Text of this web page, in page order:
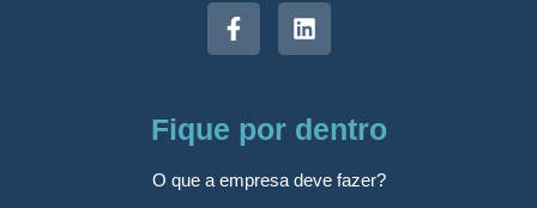
Fique por dentro
O que a empresa deve fazer?